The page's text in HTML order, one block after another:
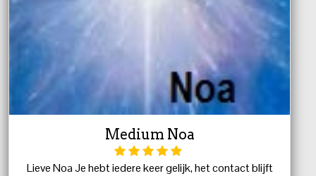
Medium Noa
Lieve Noa Je hebt iedere keer gelijk, het contact blijft